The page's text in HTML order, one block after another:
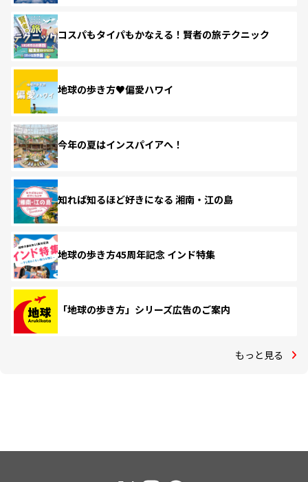
コスパもタイパもかなえる！賢者の旅テクニック
地球の歩き方♥偏愛ハワイ
今年の夏はインスパイアへ！
知れば知るほど好きになる 湘南・江の島
地球の歩き方45周年記念 インド特集
「地球の歩き方」シリーズ広告のご案内
もっと見る